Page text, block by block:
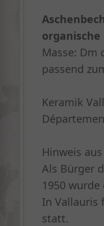
organische
Masse: Dm
passend
Keramik
Hinweis aus
Als Bürger
1950
In Vallauris
statt.